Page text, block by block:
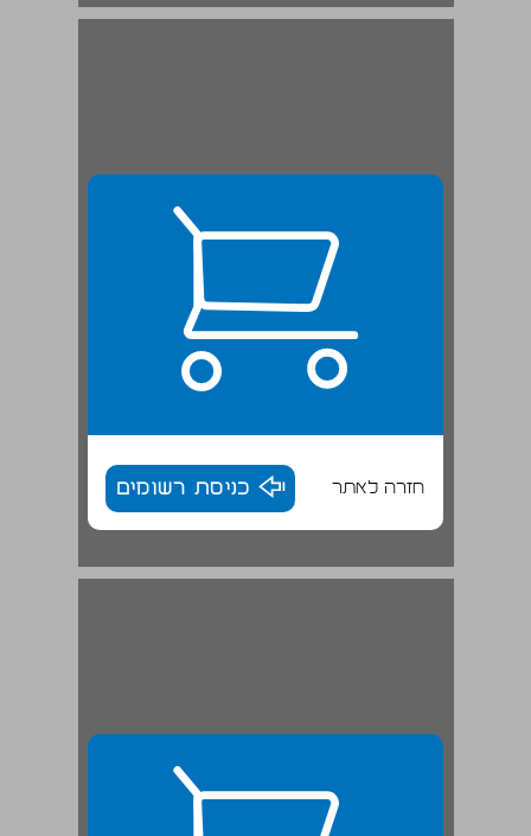
חזרה לאתר כניסת רשומים